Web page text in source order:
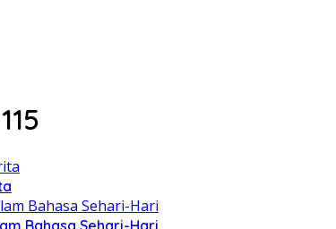
Bahasa Sehari-Hari